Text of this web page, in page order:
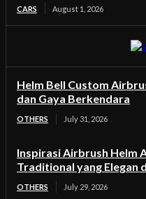
CARS August 1, 2026
Helm Bell Custom
dan Gaya Berkendara
OTHERS July 31, 2026
Inspirasi Airbrush Helm
Traditional yang Elegan
OTHERS July 29, 2026